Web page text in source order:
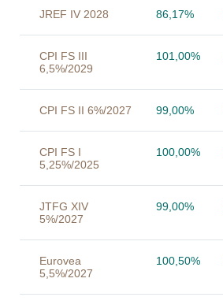
JREF IV 2028 86,17%
CPI FS III
6,5%/2029
101,00%
CPI FS II 6%/2027 99,00%
CPI FS I
5,25%/2025
100,00%
JTFG XIV
5%/2027
99,00%
Eurovea
5,5%/2027
100,50%